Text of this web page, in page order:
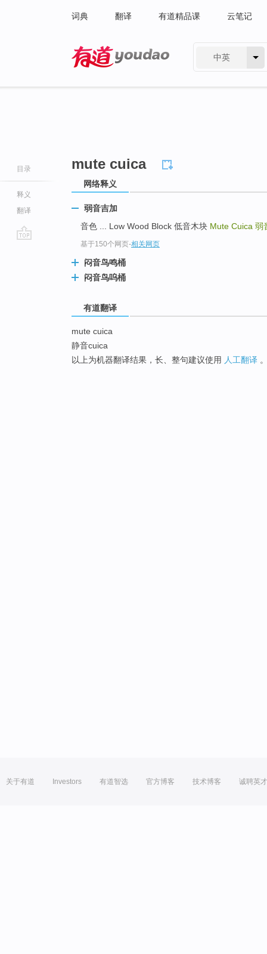
词典 翻译 有道精品课 云笔记
中英
目录
释义
翻译
mute cuica
网络释义
弱音吉加
音色 ... Low Wood Block 低音木块 Mute Cuica 弱
基于150个网页-相关网页
闷音鸟鸣桶
闷音鸟呜桶
有道翻译
mute cuica
静音cuica
以上为机器翻译结果，长、整句建议使用 人工翻译
关于有道 Investors 有道智选 官方博客 技术博客 诚聘英才